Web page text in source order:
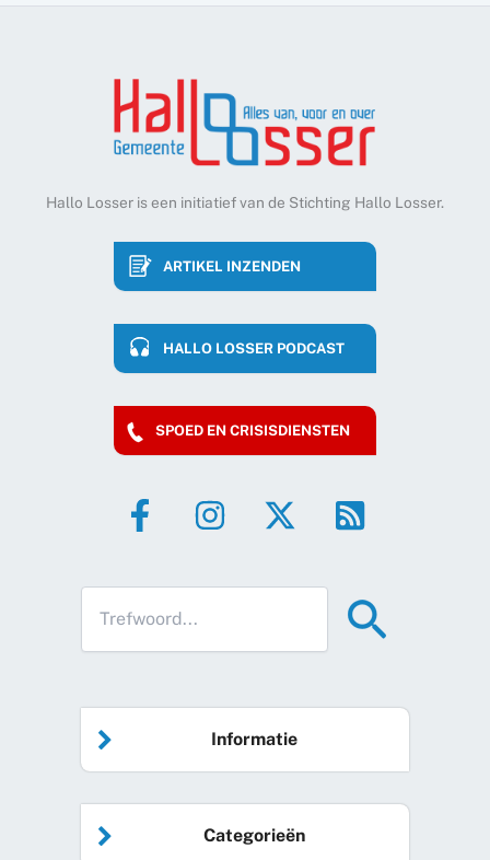
Hallo Losser is een initiatief van de Stichting Hallo Losser.
ARTIKEL INZENDEN
HALLO LOSSER PODCAST
SPOED EN CRISISDIENSTEN
Informatie
Home
Categorieën